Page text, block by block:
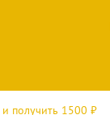
и получить 1500 ₽